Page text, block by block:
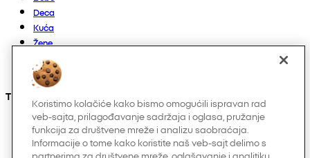
Deca
Kuća
Žene
Muškarci
Ostalo
Takođe nas možete pronaći na
Koristimo kolačiće kako bismo omogućili ispravan rad
veb-sajta, prilagođavanje sadržaja i oglasa, pružanje
funkcija za društvene mreže i analizu saobraćaja.
Informacije o tome kako koristite naš veb-sajt delimo s
partnerima za društvene mreže, oglašavanje i analitiku.